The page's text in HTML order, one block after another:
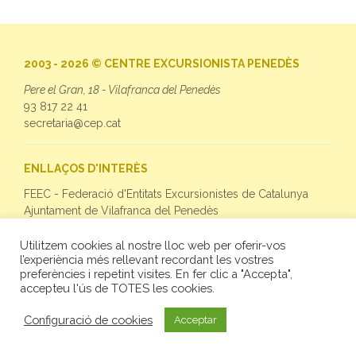
2003 - 2026 © CENTRE EXCURSIONISTA PENEDÈS
Pere el Gran, 18 - Vilafranca del Penedès
93 817 22 41
secretaria@cep.cat
ENLLAÇOS D'INTERÈS
FEEC - Federació d'Entitats Excursionistes de Catalunya
Ajuntament de Vilafranca del Penedès
SEGUEIX-NOS
Facebook
Twitter
Instagram
Utilitzem cookies al nostre lloc web per oferir-vos
l’experiència més rellevant recordant les vostres
preferències i repetint visites. En fer clic a "Accepta",
accepteu l'ús de TOTES les cookies.
Configuració de cookies Acceptar